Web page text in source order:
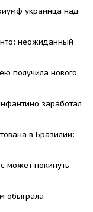
украинца над
неожиданный
получила нового
заработал
в Бразилии:
может покинуть
обыграла